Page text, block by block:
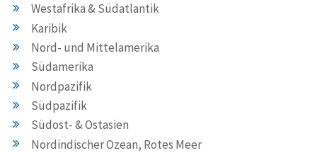
Westafrika & Südatlantik
Karibik
Nord- und Mittelamerika
Südamerika
Nordpazifik
Südpazifik
Südost- & Ostasien
Nordindischer Ozean, Rotes Meer